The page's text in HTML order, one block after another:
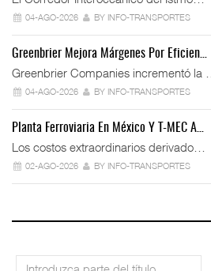
04-AGO-2026 BY INFO-TRANSPORTES
Greenbrier Mejora Márgenes Por Eficien…
Greenbrier Companies incrementó la …
04-AGO-2026 BY INFO-TRANSPORTES
Planta Ferroviaria En México Y T-MEC A…
Los costos extraordinarios derivado…
02-AGO-2026 BY INFO-TRANSPORTES
Introduzca